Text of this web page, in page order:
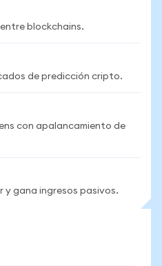
blockchains.
de predicción cripto.
con apalancamiento de
gana ingresos pasivos.